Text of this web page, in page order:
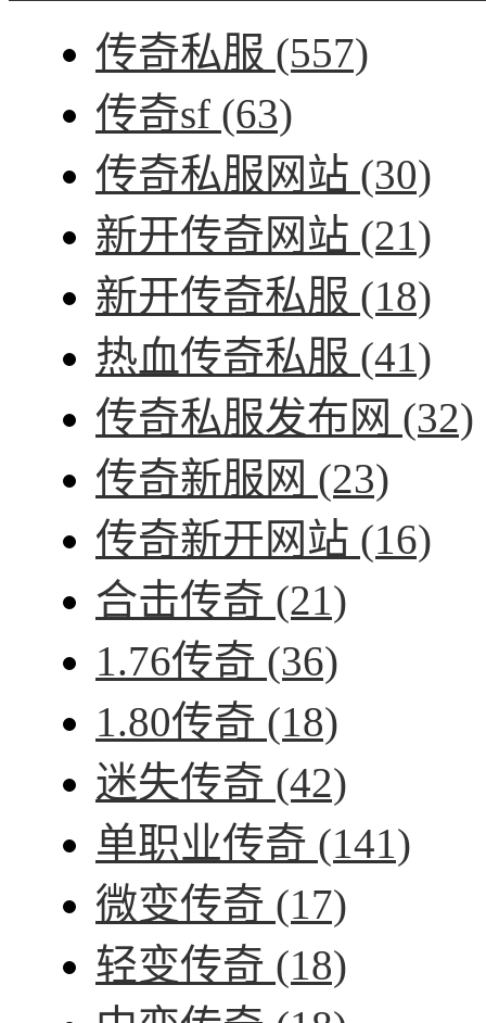
传奇私服 (557)
传奇sf (63)
传奇私服网站 (30)
新开传奇网站 (21)
新开传奇私服 (18)
热血传奇私服 (41)
传奇私服发布网 (32)
传奇新服网 (23)
传奇新开网站 (16)
合击传奇 (21)
1.76传奇 (36)
1.80传奇 (18)
迷失传奇 (42)
单职业传奇 (141)
微变传奇 (17)
轻变传奇 (18)